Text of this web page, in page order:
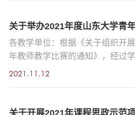
持人主题内容1 11 月26日 14：00--16：00张岫美基础
医学院杜文倩国际教育学院张树
中心王蓉基础医学院多元文化的
各教学单位：根据《关于组织开
年教师教学比赛的通知》，经过
初赛等环节，全校共有57位教师
评审和现场课堂教学及教学反思
2021.11.12